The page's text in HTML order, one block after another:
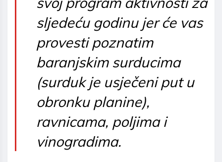
sljedeću godinu jer će vas
provesti poznatim
baranjskim surducima
(surduk je usječeni put u
obronku planine),
ravnicama, poljima i
vinogradima.